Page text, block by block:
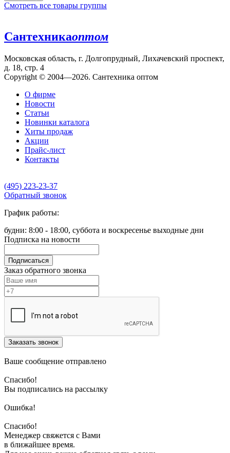
Смотреть все товары группы
Сантехникаоптом
Московская область, г. Долгопрудный, Лихачевский проспект,
д. 18, стр. 4
Copyright © 2004—2026. Сантехника оптом
О фирме
Новости
Статьи
Новинки каталога
Хиты продаж
Акции
Прайс-лист
Контакты
(495) 223-23-37
Обратный звонок
График работы:
будни: 8:00 - 18:00, суббота и воскресенье выходные дни
Подписка на новости
Подписаться
Заказ обратного звонка
Заказать звонок
Ваше сообщение отправлено
Спасибо!
Вы подписались на рассылку
Ошибка!
Спасибо!
Менеджер свяжется с Вами
в ближайшее время.